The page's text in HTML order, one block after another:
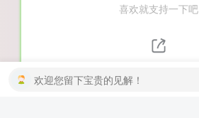
喜欢就支持一下吧
欢迎您留下宝贵的见解！